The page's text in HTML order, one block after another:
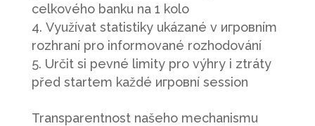
celkového banku na 1 kolo
Využívat statistiky ukázané v игровním
rozhraní pro informované rozhodování
Určit si pevné limity pro výhry i ztráty
před startem každé игровní session
Transparentnost našeho mechanismu